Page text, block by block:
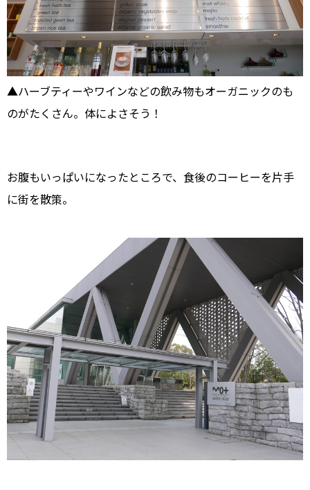
▲ハーブティーやワインなどの飲み物もオーガニックのも
のがたくさん。体によさそう！
お腹もいっぱいになったところで、食後のコーヒーを片手
に街を散策。